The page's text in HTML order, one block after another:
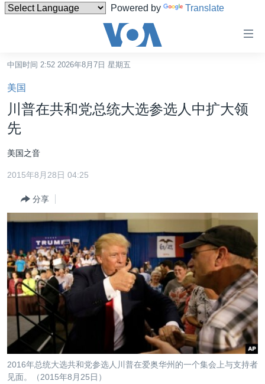
Powered by Translate
碍
链
接
跳
转
内
容
到
跳
转
到
索
中国
最新国际新闻
印太
中东
欧洲
非洲
美洲
全球议题
分类新闻
经济·金融·贸易
人权·法律·宗教
科教·文娱·体健
军事
劳工
环境
美中关系
热点专题
白宫要闻
国会报道
美中关系
美国建国250周年
埃博拉疫情
美国之音专访
VOA视频
VOA今日焦点
中文广播
关注我们
中国时间 2:52 2026年8月7日 星期五
美国
川普在共和党总统大选参选人中扩大领
先
美国之音
2015年8月28日 04:25
分享
2016年总统大选共和党参选人川普在爱奥华州的一个集会上与支持者
见面。（2015年8月25日）